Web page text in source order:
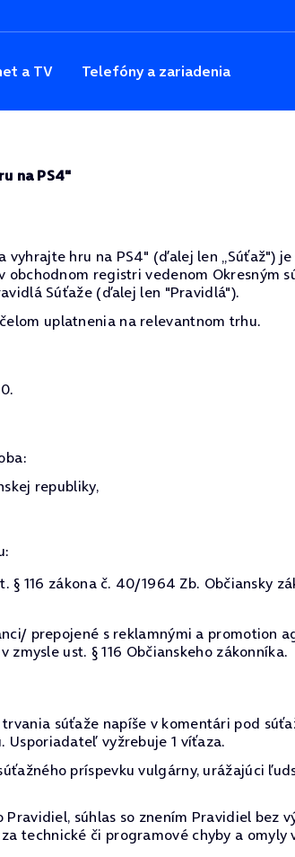
a TV Telefóny a zariadenia
na PS4"
hru na PS4" (ďalej len „Súťaž") je
obchodnom registri vedenom Okresným
Súťaže (ďalej len "Pravidlá").
uplatnenia na relevantnom trhu.
republiky,
116 zákona č. 40/1964 Zb. Občiansky
prepojené s reklamnými a promotion
ust. § 116 Občianskeho zákonníka.
súťaže napíše v komentári pod
Usporiadateľ vyžrebuje 1 víťaza.
príspevku vulgárny, urážajúci
súhlas so znením Pravidiel bez
technické či programové chyby a omyly